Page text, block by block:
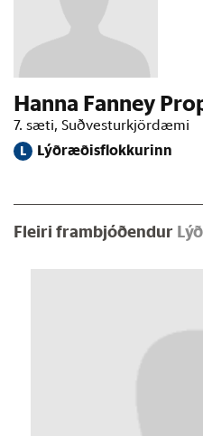
Hanna Fanney
7. sæti, Suðvesturkjördæmi
L Lýðræðisflokkurinn
Fleiri frambjóðendur